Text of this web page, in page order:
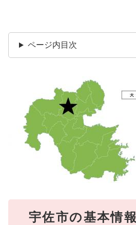
ページ内目次
宇佐市の基本情報